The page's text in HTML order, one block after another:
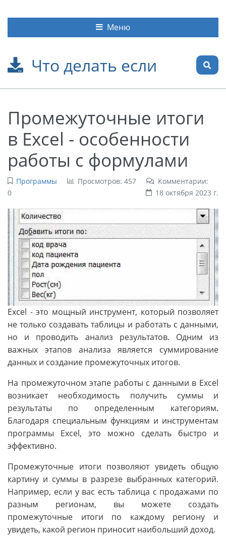
Что делать если
Меню
Промежуточные итоги
в Excel - особенности
работы с формулами
Программы Просмотров: 457
Комментарии:
0
18 октября 2023 г.
Excel - это мощный инструмент, который позволяет
не только создавать таблицы и работать с данными,
но и проводить анализ результатов. Одним из
важных этапов анализа является суммирование
данных и создание промежуточных итогов.
На промежуточном этапе работы с данными в Excel
возникает необходимость получить суммы и
результаты по определенным категориям.
Благодаря специальным функциям и инструментам
программы Excel, это можно сделать быстро и
эффективно.
Промежуточные итоги позволяют увидеть общую
картину и суммы в разрезе выбранных категорий.
Например, если у вас есть таблица с продажами по
разным регионам, вы можете создать
промежуточные итоги по каждому региону и
увидеть, какой регион приносит наибольший доход.